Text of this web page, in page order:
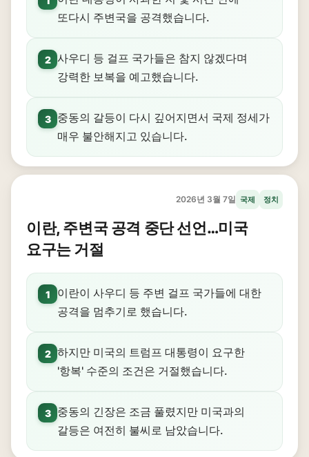
또다시 주변국을 공격했습니다.
2 사우디 등 걸프 국가들은 참지 않겠다며
강력한 보복을 예고했습니다.
3
중동의 갈등이 다시 깊어지면서 국제 정세가
매우 불안해지고 있습니다.
2026년 3월 7일 국제 정치
이란, 주변국 공격 중단 선언…미국
요구는 거절
1
이란이 사우디 등 주변 걸프 국가들에 대한
공격을 멈추기로 했습니다.
2 하지만 미국의 트럼프 대통령이 요구한
'항복' 수준의 조건은 거절했습니다.
3
중동의 긴장은 조금 풀렸지만 미국과의
갈등은 여전히 불씨로 남았습니다.